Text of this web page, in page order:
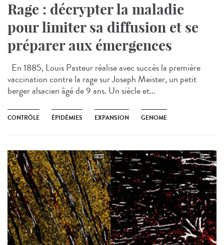
Rage : décrypter la maladie
pour limiter sa diffusion et se
préparer aux émergences
En 1885, Louis Pasteur réalise avec succès la première
vaccination contre la rage sur Joseph Meister, un petit
berger alsacien âgé de 9 ans. Un siècle et...
CONTRÔLE ÉPIDÉMIES EXPANSION GENOME